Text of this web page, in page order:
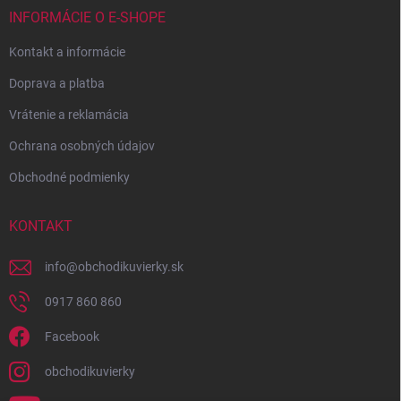
INFORMÁCIE O E-SHOPE
Kontakt a informácie
Doprava a platba
Vrátenie a reklamácia
Ochrana osobných údajov
Obchodné podmienky
KONTAKT
info@obchodikuvierky.sk
0917 860 860
Facebook
obchodikuvierky